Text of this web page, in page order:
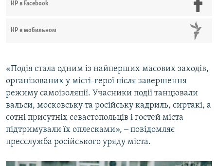
КР в Facebook
КР в мобильном
«Подія стала одним із найперших масових заходів,
організованих у місті-герої після завершення
режиму самоізоляції. Учасники події танцювали
вальси, московську та російську кадриль, сиртакі, а
сотні присутніх севастопольців і гостей міста
підтримували їх оплесками», ‒ повідомляє
пресслужба російського уряду міста.